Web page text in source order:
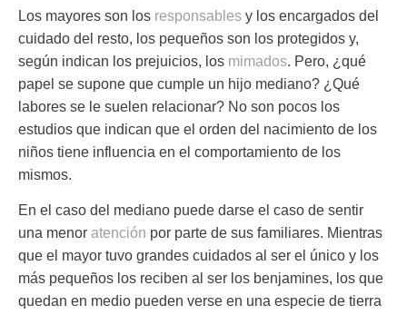
Los mayores son los responsables y los encargados del
cuidado del resto, los pequeños son los protegidos y,
según indican los prejuicios, los mimados. Pero, ¿qué
papel se supone que cumple un hijo mediano? ¿Qué
labores se le suelen relacionar? No son pocos los
estudios que indican que el orden del nacimiento de los
niños tiene influencia en el comportamiento de los
mismos.
En el caso del mediano puede darse el caso de sentir
una menor atención por parte de sus familiares. Mientras
que el mayor tuvo grandes cuidados al ser el único y los
más pequeños los reciben al ser los benjamines, los que
quedan en medio pueden verse en una especie de tierra